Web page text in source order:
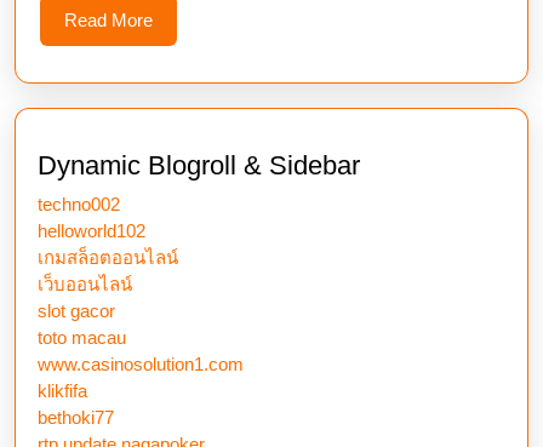
Read MoreRead
More
Dynamic Blogroll & Sidebar
techno002
helloworld102
เกมสล็อตออนไลน์
เว็บออนไลน์
slot gacor
toto macau
www.casinosolution1.com
klikfifa
bethoki77